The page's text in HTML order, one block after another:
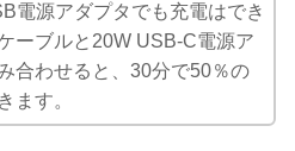
電源アダプタでも充電はでき
ーブルと20W USB-C電源ア
合わせると、30分で50％の
ます。